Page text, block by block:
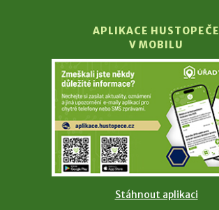
APLIKACE HUSTOPEČE
V MOBILU
Stáhnout aplikaci